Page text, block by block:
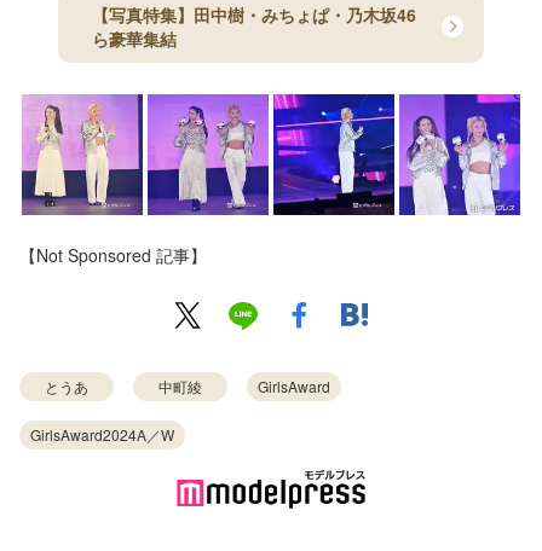
【写真特集】田中樹・みちょぱ・乃木坂46
ら豪華集結
【Not Sponsored 記事】
とうあ 中町綾 GirlsAward
GirlsAward2024A／W